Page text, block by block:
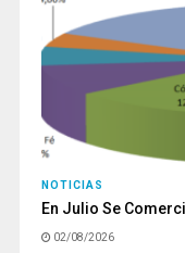
NOTICIAS
En Julio Se
02/08/2026